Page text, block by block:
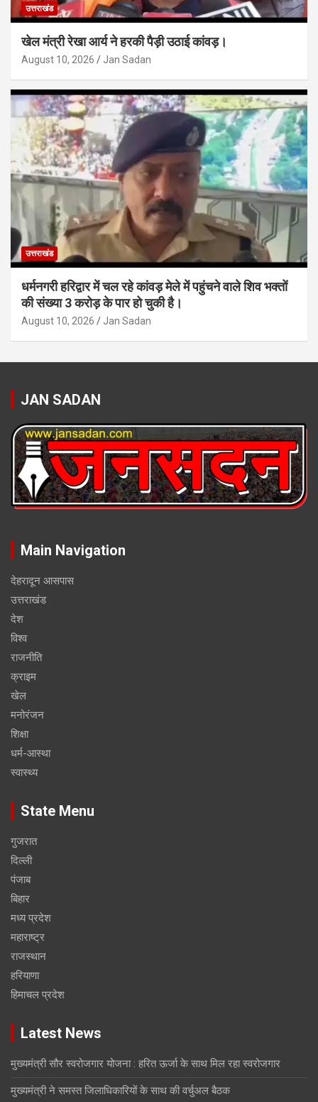
उत्तराखंड
खेल मंत्री रेखा आर्य ने हरकी पैड़ी उठाई कांवड़।
August 10, 2026 Jan Sadan
उत्तराखंड
धर्मनगरी हरिद्वार में चल रहे कांवड़ मेले में पहुंचने वाले शिव भक्तों
की संख्या 3 करोड़ के पार हो चुकी है।
August 10, 2026 Jan Sadan
JAN SADAN
Main Navigation
देहरादून आसपास
उत्तराखंड
देश
विश्व
राजनीति
क्राइम
खेल
मनोरंजन
शिक्षा
धर्म-आस्था
स्वास्थ्य
State Menu
गुजरात
दिल्ली
पंजाब
बिहार
मध्य प्रदेश
महाराष्ट्र
राजस्थान
हरियाणा
हिमाचल प्रदेश
Latest News
मुख्यमंत्री सौर स्वरोजगार योजना : हरित ऊर्जा के साथ मिल रहा स्वरोजगार
मुख्यमंत्री ने समस्त जिलाधिकारियों के साथ की वर्चुअल बैठक